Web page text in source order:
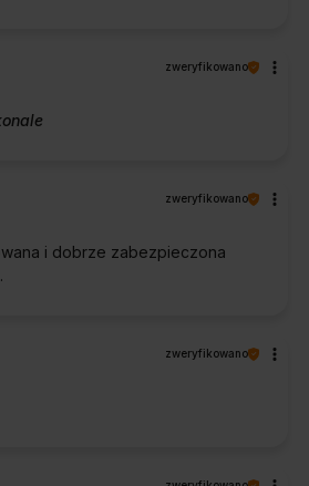
zweryfikowano
zweryfikowano
i dobrze zabezpieczona
zweryfikowano